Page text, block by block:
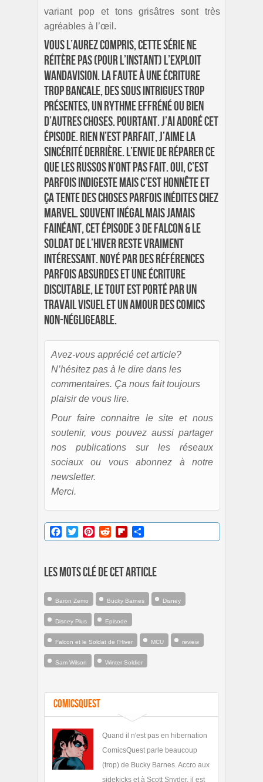
variant pop et tons grisâtres sont très
agréables à l’œil.
Vous l’aurez compris, cette série ne
réitère pas (pour l’instant) l’exploit
WandaVision. La faute à une écriture
trop bancale, des sous intrigues trop
présentes, un rythme effréné ou bien
d’autres choses. Pourtant. J’ai adoré cet
épisode. Rien n’est parfait, j’aime la
sincérité derrière. L’envie de réparer ce
que les Russos n’ont pas fait. Oui, c’est
parfois indigeste mais c’est honnête et
ça tente des choses parfois inédites chez
Marvel. Souvent inégal mais jamais
fainéant, cet épisode 3 de Falcon & le
Soldat de l’Hiver reste vraiment
intéressant. Noyé par des références
parfois absurdes et une écriture
discutable, le tout est porté par un
travail visuel et un amour des comics
non-négligeable.
Avez-vous apprécié cet article?
N’hésitez pas à le dire dans les
commentaires. Ça nous fait toujours
plaisir de vous lire.
Pour faire connaitre le site et nous
soutenir, vous pouvez aussi partager
nos publications sur les réseaux
sociaux ou vous abonnez à notre
newsletter.
Merci.
Facebook
TwitterPinterestRedditFlipboard
Les mots clé de cet article
Baron Zemo Bucky Barnes Disney
Disney Plus Episode
Falcon et le Soldat de l'Hiver MCU review
Sam Wilson Winter Soldier
ComicsQuest
Quand il n'est pas en hibernation
ComicsQuest parle beaucoup
(trop) de Bucky Barnes. Accro aux
sidekicks et à Scott Snyder, il est